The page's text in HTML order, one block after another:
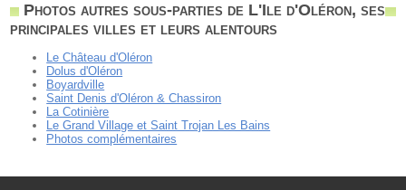
Photos autres sous-parties de L'Ile d'Oléron, ses
principales villes et leurs alentours
Le Château d'Oléron
Dolus d'Oléron
Boyardville
Saint Denis d'Oléron & Chassiron
La Cotinière
Le Grand Village et Saint Trojan Les Bains
Photos complémentaires